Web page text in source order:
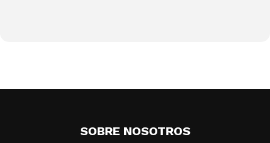
SOBRE NOSOTROS